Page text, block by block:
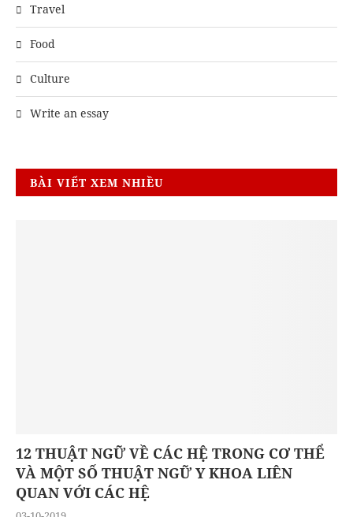
Travel
Food
Culture
Write an essay
BÀI VIẾT XEM NHIỀU
12 THUẬT NGỮ VỀ CÁC HỆ TRONG CƠ THỂ
VÀ MỘT SỐ THUẬT NGỮ Y KHOA LIÊN
QUAN VỚI CÁC HỆ